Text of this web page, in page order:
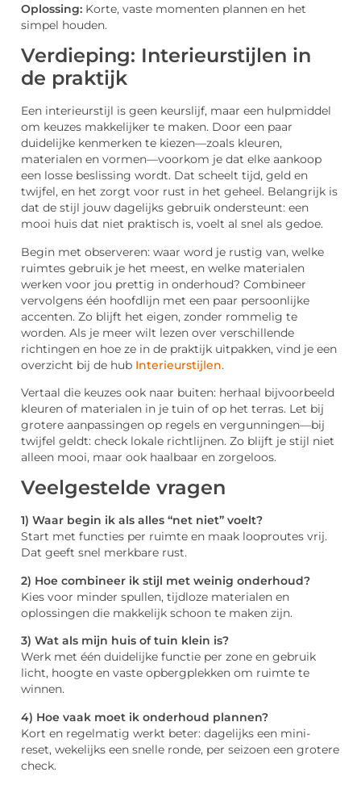
Oplossing: Korte, vaste momenten plannen en het
simpel houden.
Verdieping: Interieurstijlen in
de praktijk
Een interieurstijl is geen keurslijf, maar een hulpmiddel
om keuzes makkelijker te maken. Door een paar
duidelijke kenmerken te kiezen—zoals kleuren,
materialen en vormen—voorkom je dat elke aankoop
een losse beslissing wordt. Dat scheelt tijd, geld en
twijfel, en het zorgt voor rust in het geheel. Belangrijk is
dat de stijl jouw dagelijks gebruik ondersteunt: een
mooi huis dat niet praktisch is, voelt al snel als gedoe.
Begin met observeren: waar word je rustig van, welke
ruimtes gebruik je het meest, en welke materialen
werken voor jou prettig in onderhoud? Combineer
vervolgens één hoofdlijn met een paar persoonlijke
accenten. Zo blijft het eigen, zonder rommelig te
worden. Als je meer wilt lezen over verschillende
richtingen en hoe ze in de praktijk uitpakken, vind je een
overzicht bij de hub Interieurstijlen.
Vertaal die keuzes ook naar buiten: herhaal bijvoorbeeld
kleuren of materialen in je tuin of op het terras. Let bij
grotere aanpassingen op regels en vergunningen—bij
twijfel geldt: check lokale richtlijnen. Zo blijft je stijl niet
alleen mooi, maar ook haalbaar en zorgeloos.
Veelgestelde vragen
1) Waar begin ik als alles “net niet” voelt?
Start met functies per ruimte en maak looproutes vrij.
Dat geeft snel merkbare rust.
2) Hoe combineer ik stijl met weinig onderhoud?
Kies voor minder spullen, tijdloze materialen en
oplossingen die makkelijk schoon te maken zijn.
3) Wat als mijn huis of tuin klein is?
Werk met één duidelijke functie per zone en gebruik
licht, hoogte en vaste opbergplekken om ruimte te
winnen.
4) Hoe vaak moet ik onderhoud plannen?
Kort en regelmatig werkt beter: dagelijks een mini-
reset, wekelijks een snelle ronde, per seizoen een grotere
check.